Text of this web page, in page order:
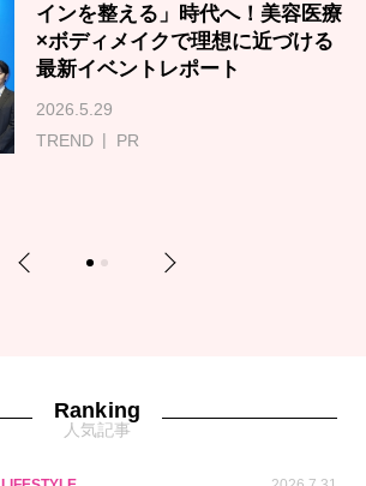
インを整える」時代へ！美容医療
×ボディメイクで理想に近づける
最新イベントレポート
2026.5.29
TREND
PR
Previous 1 2 Next
Ranking
人気記事